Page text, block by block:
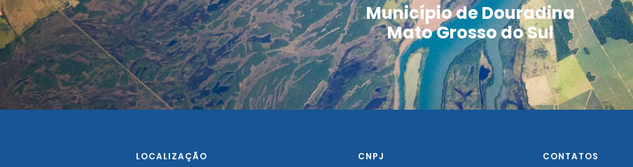
Município de Douradina
Mato Grosso do Sul
LOCALIZAÇÃO CNPJ CONTATOS